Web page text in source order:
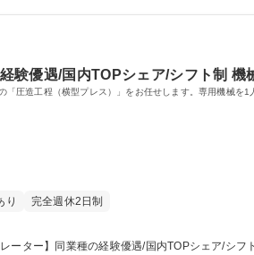
験優遇/国内TOPシェア/シフト制
圧造工程（横型プレス）」をお任せします。専用機械を
り 完全週休2日制